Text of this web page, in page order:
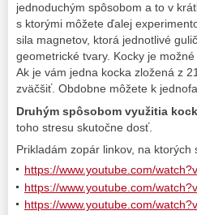
jednoduchým spôsobom a to v
s ktorými môžete ďalej
sila magnetov, ktorá jednotlivé
geometrické tvary. Kocky je
Ak je vám jedna kocka zložená z
zväčšiť. Obdobne môžete k
Druhým spôsobom využitia
toho stresu skutočne dosť.
Prikladám zopár linkov, na
https://www.youtube.com/
https://www.youtube.com/
https://www.youtube.com/